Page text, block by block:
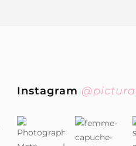
Instagram